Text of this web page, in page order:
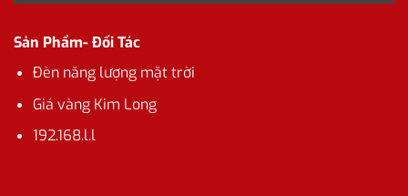
Sản Phẩm- Đối Tác
Đèn năng lượng mặt trời
Giá vàng Kim Long
192.168.l.l